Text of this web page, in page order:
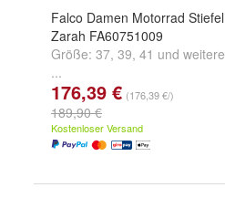
Falco Damen Motorrad Stiefel
Zarah FA60751009
Größe: 37, 39, 41 und weitere
...
176,39 € (176,39 €/)
189,90 €
Kostenloser Versand